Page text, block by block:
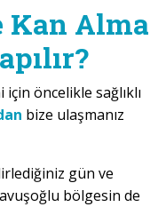
Kan Alma
için öncelikle sağlıklı
bize ulaşmanız
gün ve
bölgesin de